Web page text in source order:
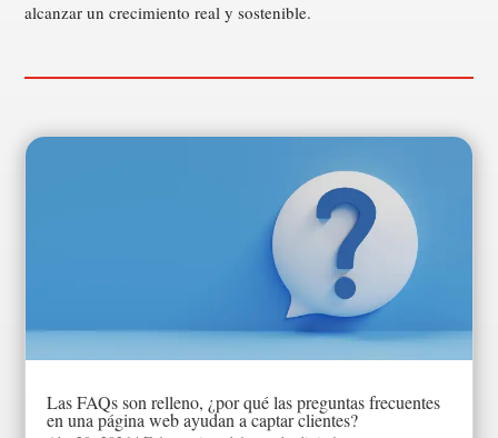
alcanzar un crecimiento real y sostenible.
Las FAQs son relleno, ¿por qué las preguntas frecuentes
en una página web ayudan a captar clientes?